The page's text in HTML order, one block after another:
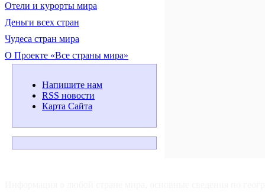
Отели и курорты мира
Деньги всех стран
Чудеса стран мира
О Проекте «Все страны мира»
Напишите нам
RSS новости
Карта Сайта